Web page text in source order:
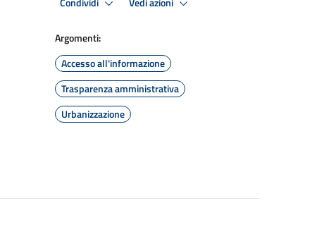
Argomenti:
Accesso all'informazione
Trasparenza amministrativa
Urbanizzazione